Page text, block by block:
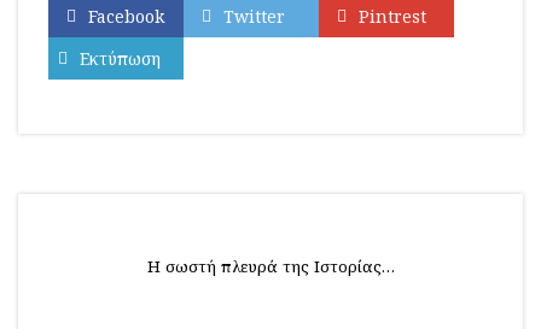
Facebook Twitter
Pintrest
Εκτύπωση
Η σωστή πλευρά της Ιστορίας…